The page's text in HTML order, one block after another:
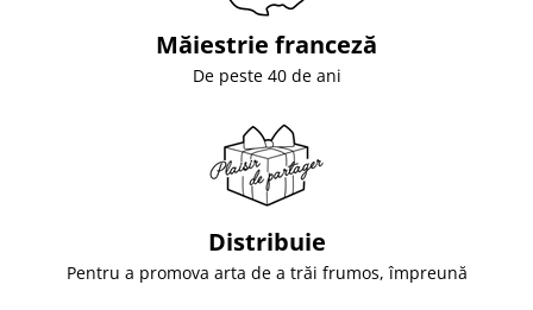
Măiestrie franceză
De peste 40 de ani
Distribuie
Pentru a promova arta de a trăi frumos, împreună